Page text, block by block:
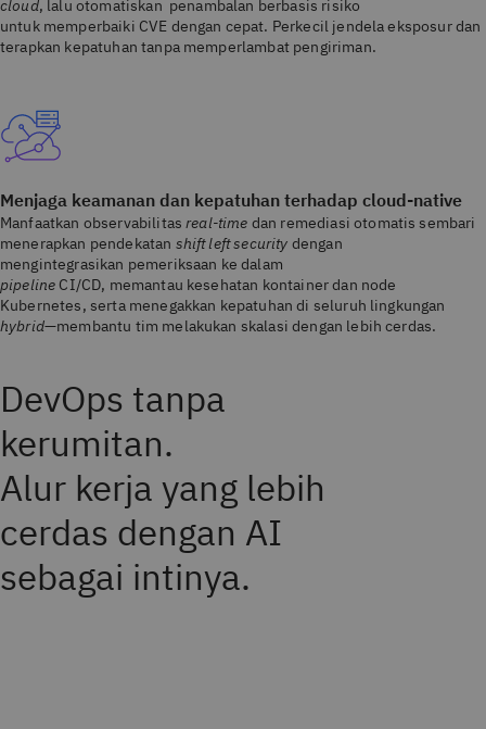
cloud, lalu otomatiskan penambalan berbasis risiko
untuk memperbaiki CVE dengan cepat. Perkecil jendela eksposur dan
terapkan kepatuhan tanpa memperlambat pengiriman.
Menjaga keamanan dan kepatuhan terhadap cloud-native
Manfaatkan observabilitasreal-time dan remediasi otomatis sembari
menerapkan pendekatan shift left security dengan
mengintegrasikan pemeriksaan ke dalam
pipeline CI/CD, memantau kesehatan kontainer dan node
Kubernetes, serta menegakkan kepatuhan di seluruh lingkungan
hybrid—membantu tim melakukan skalasi dengan lebih cerdas.
DevOps tanpa
kerumitan.
Alur kerja yang lebih
cerdas dengan AI
sebagai intinya.